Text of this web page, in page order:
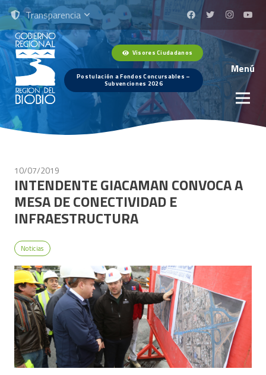
Transparencia
Visores Ciudadanos
Postulación a Fondos Concursables –
Subvenciones 2026
Menú
10/07/2019
INTENDENTE GIACAMAN CONVOCA A
MESA DE CONECTIVIDAD E
INFRAESTRUCTURA
Noticias